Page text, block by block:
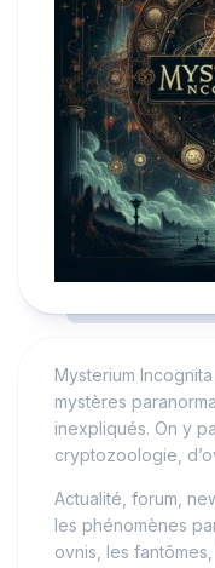
Mysterium
mystères
inexpliqués. On y
cryptozoologie,
Actualité, forum,
les phénomènes
ovnis, les